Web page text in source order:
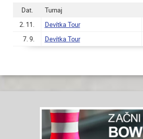
Dat. Turnaj
2. 11.
Devítka Tour
7. 9.
Devítka Tour